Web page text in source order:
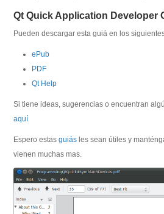
Qt Quick Application Developer
Pueden descargar esta guiá en los
ePub
PDF
Qt Help
Si tiene ideas, sugerencias o encuentran
aquí
Espero estasguiás les sean útiles y
vienen muchas mas.